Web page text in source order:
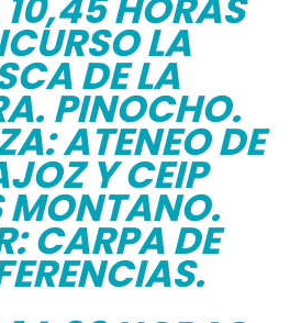
LA
DE LA
PINOCHO.
ATENEO DE
Y CEIP
MONTANO.
CARPA DE